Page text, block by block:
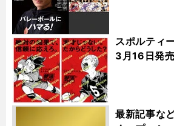
スポルティ
3月16日発売
最新記事な